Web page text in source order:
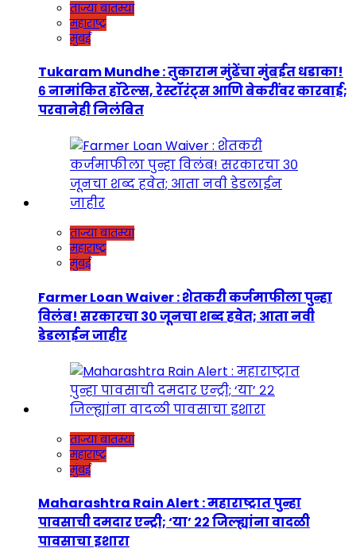
ताज्या बातम्या
महाराष्ट्र
मुंबई
Tukaram Mundhe : तुकाराम मुंढेंचा मुंबईत धडाका!
६ नामांकित हॉटेल्स, रेस्टॉरंट्स आणि बेकरींवर कारवाई;
परवानेही निलंबित
ताज्या बातम्या
महाराष्ट्र
मुंबई
Farmer Loan Waiver : शेतकरी कर्जमाफीला पुन्हा
विलंब! सरकारचा ३० जूनचा शब्द हवेत; आता नवी
डेडलाईन जाहीर
ताज्या बातम्या
महाराष्ट्र
मुंबई
Maharashtra Rain Alert : महाराष्ट्रात पुन्हा
पावसाची दमदार एन्ट्री; ‘या’ २२ जिल्ह्यांना वादळी
पावसाचा इशारा